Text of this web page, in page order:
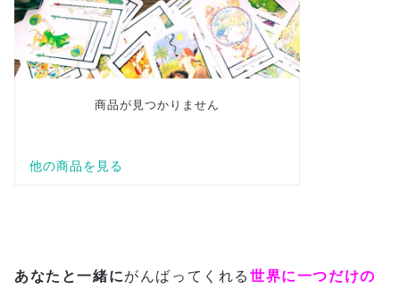
あなたと一緒にがんばってくれる世界に一つだけの